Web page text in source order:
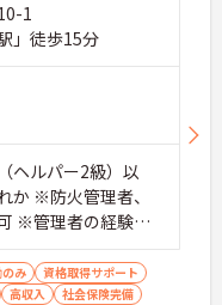
1
」徒歩15分
ヘルパー2級）以
※防火管理者、
※管理者の経験が
のみ
資格取得サポート
高収入
社会保険完備